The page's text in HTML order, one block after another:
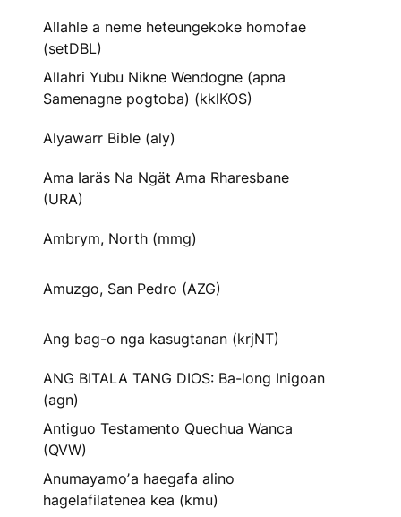
Allahle a neme heteungekoke homofae
(setDBL)
Allahri Yubu Nikne Wendogne (apna
Samenagne pogtoba) (kklKOS)
Alyawarr Bible (aly)
Ama Iaräs Na Ngät Ama Rharesbane
(URA)
Ambrym, North (mmg)
Amuzgo, San Pedro (AZG)
Ang bag-o nga kasugtanan (krjNT)
ANG BITALA TANG DIOS: Ba-long Inigoan
(agn)
Antiguo Testamento Quechua Wanca
(QVW)
Anumayamoʼa haegafa alino
hagelafilatenea kea (kmu)